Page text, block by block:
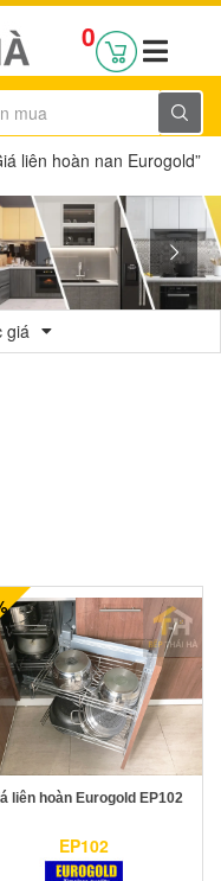
0
liên hoàn nan Eurogold”
giá
liên hoàn Eurogold EP102
EP102